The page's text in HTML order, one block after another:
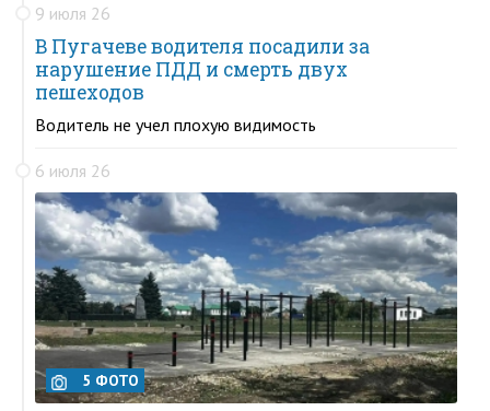
9 июля 26
В Пугачеве водителя посадили за
нарушение ПДД и смерть двух
пешеходов
Водитель не учел плохую видимость
6 июля 26
5 ФОТО